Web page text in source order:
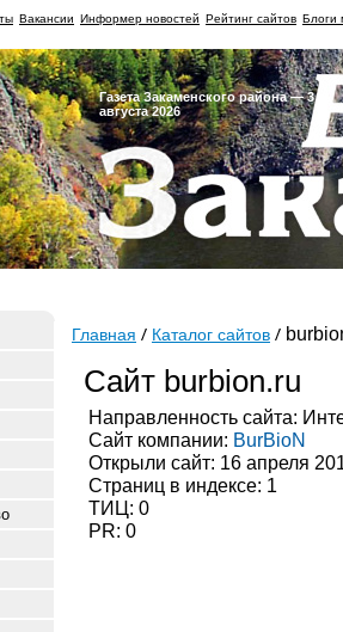
Вакансии Информер новостей Рейтинг сайтов Блоги
Газета Закаменского района — 3
августа 2026
Главная Каталог сайтов
Сайт burbion.ru
Направленность сайта:
Сайт компании: BurBioN
Открыли сайт: 16 апреля
Страниц в индексе: 1
ТИЦ: 0
PR: 0